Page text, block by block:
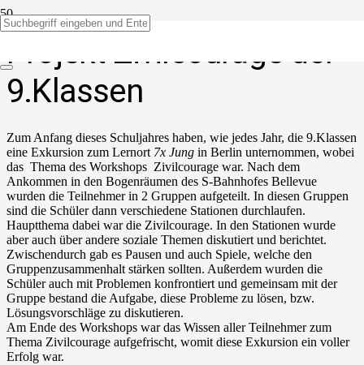
Projekt Zivilcourage der
9.Klassen
Zum Anfang dieses Schuljahres haben, wie jedes Jahr, die 9.Klassen
eine Exkursion zum Lernort 7x Jung in Berlin unternommen, wobei
das Thema des Workshops Zivilcourage war. Nach dem
Ankommen in den Bogenräumen des S-Bahnhofes Bellevue
wurden die Teilnehmer in 2 Gruppen aufgeteilt. In diesen Gruppen
sind die Schüler dann verschiedene Stationen durchlaufen.
Hauptthema dabei war die Zivilcourage. In den Stationen wurde
aber auch über andere soziale Themen diskutiert und berichtet.
Zwischendurch gab es Pausen und auch Spiele, welche den
Gruppenzusammenhalt stärken sollten. Außerdem wurden die
Schüler auch mit Problemen konfrontiert und gemeinsam mit der
Gruppe bestand die Aufgabe, diese Probleme zu lösen, bzw.
Lösungsvorschläge zu diskutieren.
Am Ende des Workshops war das Wissen aller Teilnehmer zum
Thema Zivilcourage aufgefrischt, womit diese Exkursion ein voller
Erfolg war.